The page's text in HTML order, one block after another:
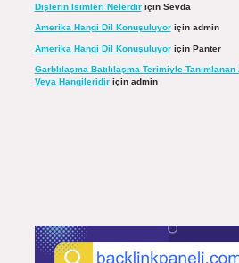
Dişlerin Isimleri Nelerdiriçin Sevda
Amerika Hangi Dil Konuşuluyoriçin admin
Amerika Hangi Dil Konuşuluyoriçin Panter
Garblılaşma Batılılaşma Terimiyle
Veya Hangileridiriçin admin